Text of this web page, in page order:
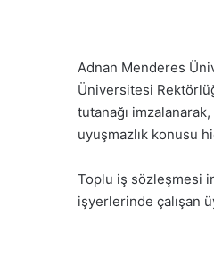
Adnan Menderes
Üniversitesi
tutanağı
uyuşmazlık konusu
Toplu iş sözleşmesi
işyerlerinde çalışan